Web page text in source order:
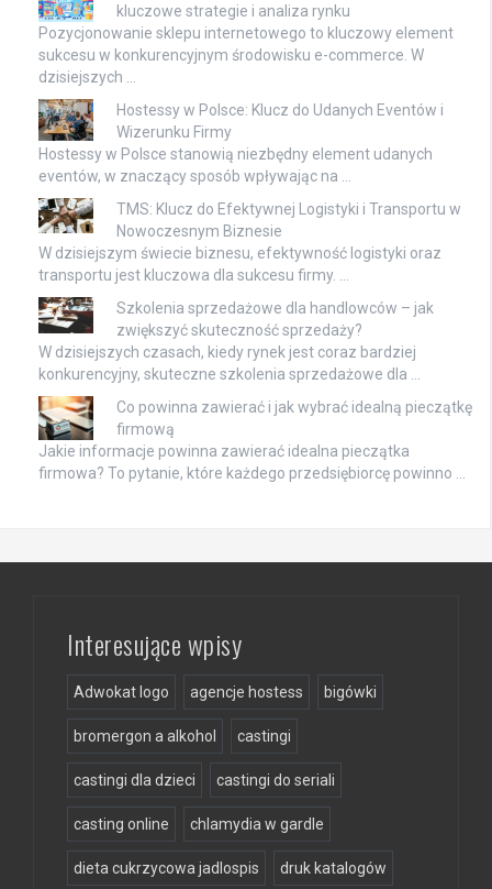
kluczowe strategie i analiza rynku
Pozycjonowanie sklepu internetowego to kluczowy element
sukcesu w konkurencyjnym środowisku e-commerce. W
dzisiejszych …
Hostessy w Polsce: Klucz do Udanych Eventów i
Wizerunku Firmy
Hostessy w Polsce stanowią niezbędny element udanych
eventów, w znaczący sposób wpływając na …
TMS: Klucz do Efektywnej Logistyki i Transportu w
Nowoczesnym Biznesie
W dzisiejszym świecie biznesu, efektywność logistyki oraz
transportu jest kluczowa dla sukcesu firmy. …
Szkolenia sprzedażowe dla handlowców – jak
zwiększyć skuteczność sprzedaży?
W dzisiejszych czasach, kiedy rynek jest coraz bardziej
konkurencyjny, skuteczne szkolenia sprzedażowe dla …
Co powinna zawierać i jak wybrać idealną pieczątkę
firmową
Jakie informacje powinna zawierać idealna pieczątka
firmowa? To pytanie, które każdego przedsiębiorcę powinno …
Interesujące wpisy
Adwokat logo agencje hostess bigówki
bromergon a alkohol castingi
castingi dla dzieci castingi do seriali
casting online chlamydia w gardle
dieta cukrzycowa jadlospis druk katalogów